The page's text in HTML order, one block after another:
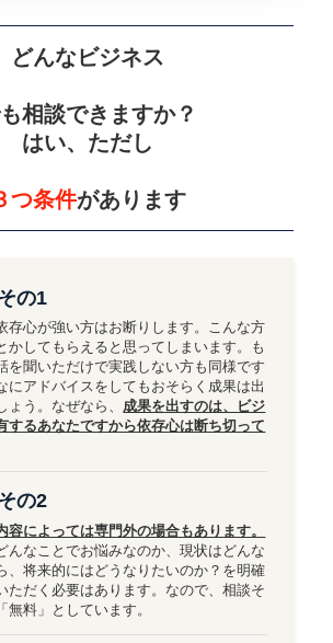
どんなビジネス
相談できますか？
はい、ただし
つ条件があります
の1
存心が強い方はお断りします。こんな方
かしてもらえると思ってしまいます。も
を聞いただけで実践しない方も同様です
にアドバイスをしてもおそらく成果は出
ょう。なぜなら、成果を出すのは、ビジ
するあなたですから依存心は断ち切って
の2
容によっては専門外の場合もあります。
んなことでお悩みなのか、現状はどんな
、将来的にはどうなりたいのか？を明確
ただく必要はあります。なので、相談そ
無料」としています。